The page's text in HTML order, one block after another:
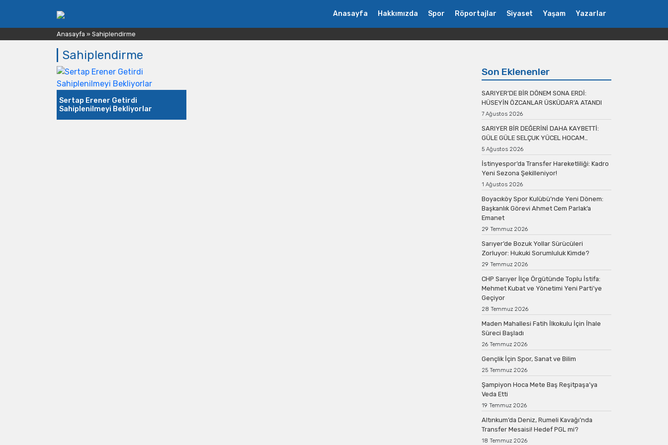
Anasayfa Hakkımızda Spor Röportajlar Siyaset Yaşam Yazarlar
Anasayfa » Sahiplendirme
Sahiplendirme
Sertap Erener Getirdi
Sahiplenilmeyi Bekliyorlar
Son Eklenenler
SARIYER’DE BİR DÖNEM SONA ERDİ:
HÜSEYİN ÖZCANLAR ÜSKÜDAR’A ATANDI
7 Ağustos 2026
SARIYER BİR DEĞERİNİ DAHA KAYBETTİ:
GÜLE GÜLE SELÇUK YÜCEL HOCAM…
5 Ağustos 2026
İstinyespor’da Transfer Hareketliliği: Kadro
Yeni Sezona Şekilleniyor!
1 Ağustos 2026
Boyacıköy Spor Kulübü’nde Yeni Dönem:
Başkanlık Görevi Ahmet Cem Parlak’a
Emanet
29 Temmuz 2026
Sarıyer’de Bozuk Yollar Sürücüleri
Zorluyor: Hukuki Sorumluluk Kimde?
29 Temmuz 2026
CHP Sarıyer İlçe Örgütünde Toplu İstifa:
Mehmet Kubat ve Yönetimi Yeni Parti’ye
Geçiyor
28 Temmuz 2026
Maden Mahallesi Fatih İlkokulu İçin İhale
Süreci Başladı
26 Temmuz 2026
Gençlik İçin Spor, Sanat ve Bilim
25 Temmuz 2026
Şampiyon Hoca Mete Baş Reşitpaşa’ya
Veda Etti
19 Temmuz 2026
Altınkum’da Deniz, Rumeli Kavağı’nda
Transfer Mesaisi! Hedef PGL mi?
18 Temmuz 2026